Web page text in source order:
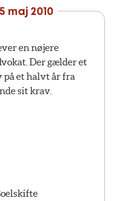
maj 2010
en nøjere
Der gælder et
et halvt år fra
sit krav.